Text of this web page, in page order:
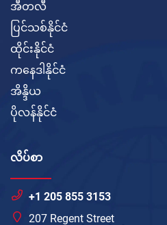
အီတလီ
ပြင်သစ်နိုင်ငံ
ထိုင်းနိုင်ငံ
ကနေဒါနိုင်ငံ
အိန္ဒိယ
ပိုလန်နိုင်ငံ
လိပ်စာ
+1 205 855 3153
207 Regent Street